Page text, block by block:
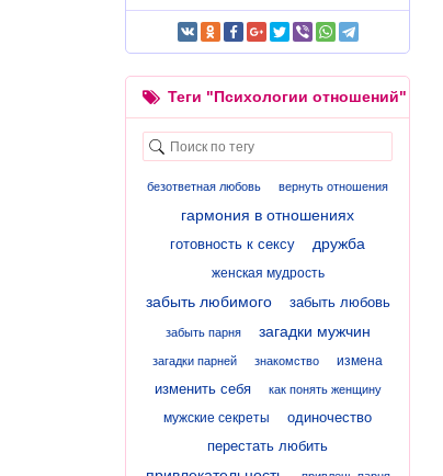
Теги "Психологии отношений"
безответная любовь вернуть отношения
гармония в отношениях
готовность к сексу дружба
женская мудрость
забыть любимого забыть любовь
забыть парня загадки мужчин
загадки парней знакомство измена
изменить себя как понять женщину
мужские секреты
одиночество
перестать любить